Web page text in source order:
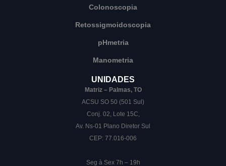
Colonoscopia
Retossigmoidoscopia
pHmetria
Manometria
UNIDADES
Matriz – Palmas, TO
ACSU SO 50 (501 Sul)
Conj. 02, Lote 15C,
Av. Ns-01 Plano Diretor Sul
CEP: 77.016-006
Seg à Sex 7h – 19h